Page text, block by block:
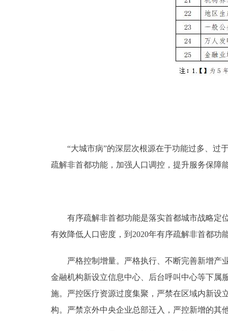
“大城市病”的深层次根源在于功能过多、过于
疏解非首都功能，加强人口调控，提升服务保障
有序疏解非首都功能是落实首都城市战略定位
有效降低人口密度，到2020年有序疏解非首都功
严格控制增量。严格执行、不断完善新增产业
金融机构新设立信息中心、后台呼叫中心等下属
施。严控医疗资源过度集聚，严禁在区域内新设
构。严禁京外中央企业总部迁入，严控新增的其